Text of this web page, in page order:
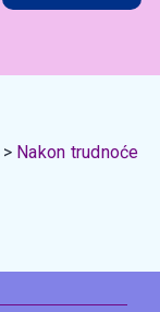
Nakon trudnoće